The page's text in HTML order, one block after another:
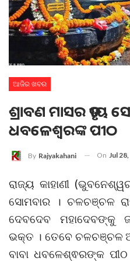
ଆଜିର ଖବର
ଶ୍ରାବଣ ମାସର
ଧବଳେଶ୍ଵରଙ୍କ ପୀଠ
By Rajyakahani On Jul
ରାଜ୍ୟ କାହାଣୀ
ସୋମବାର । ଚଳଚଞ୍ଚଳ
ଦେବଦେବ ମହାଦେବଙ୍କୁ
ଭକ୍ତ । ତେବେ ଚଳଚଞ୍ଚଳ
ବାବା ଧବଳେଶ୍ଵରଙ୍କ